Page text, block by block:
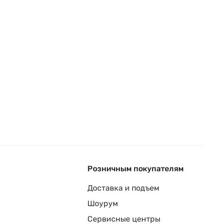
Розничным покупателям
Доставка и подъем
Шоурум
Сервисные центры